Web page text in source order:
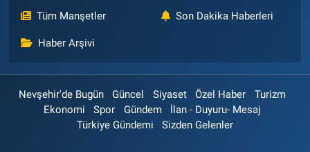
Tüm Manşetler Son Dakika Haberleri
Haber Arşivi
Nevşehir'de Bugün Güncel Siyaset Özel Haber
Turizm
Ekonomi
Spor Gündem
İlan - Duyuru- Mesaj
Türkiye Gündemi
Sizden Gelenler